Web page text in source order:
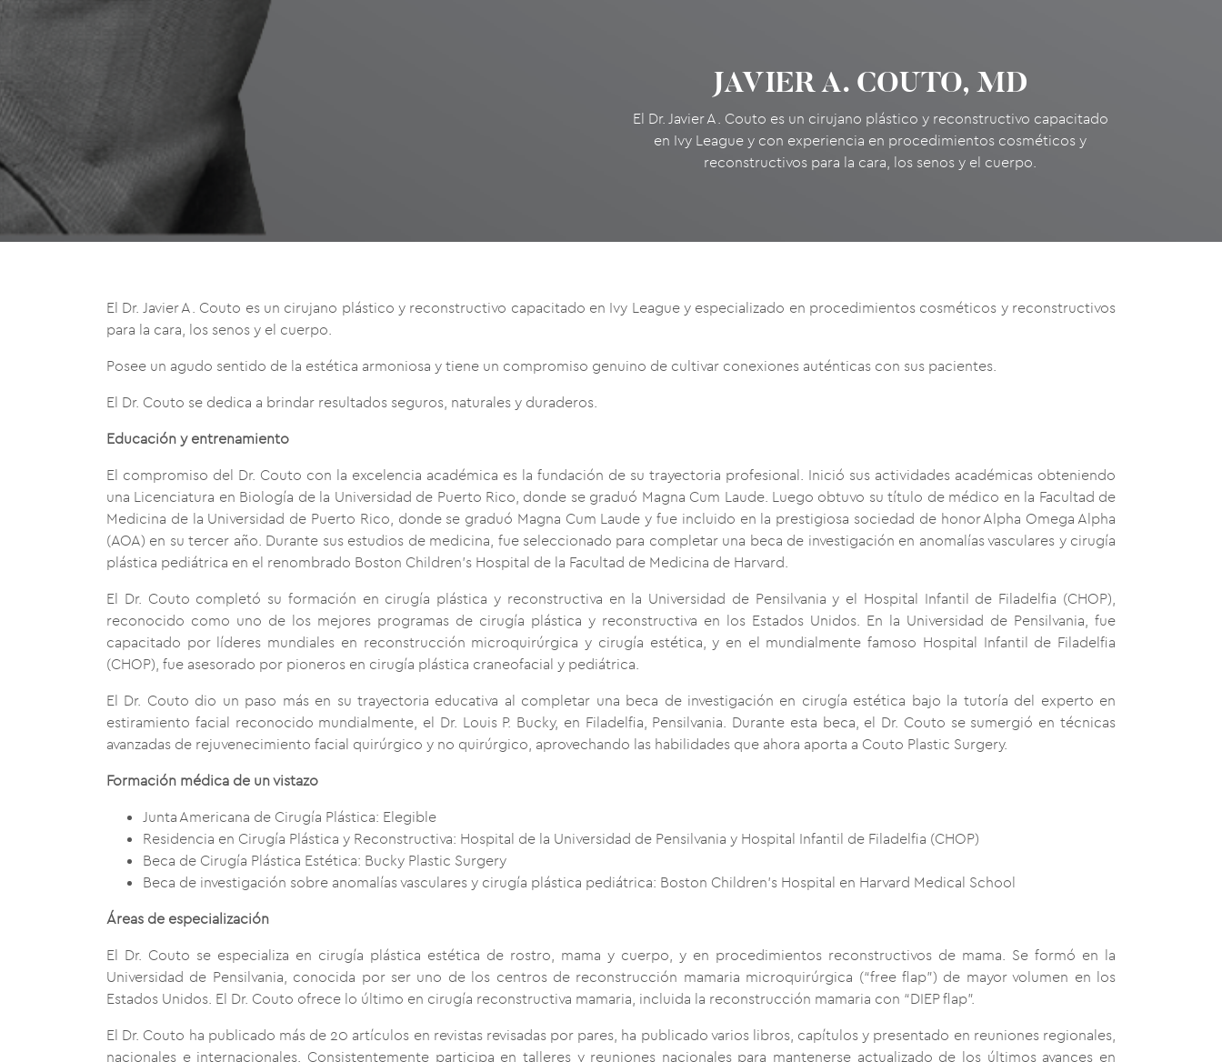
JAVIER A. COUTO, MD
El Dr. Javier A. Couto es un cirujano plástico y reconstructivo capacitado
en Ivy League y con experiencia en procedimientos cosméticos y
reconstructivos para la cara, los senos y el cuerpo.
El Dr. Javier A. Couto es un cirujano plástico y reconstructivo capacitado en Ivy League y especializado en procedimientos cosméticos y reconstructivos
para la cara, los senos y el cuerpo.
Posee un agudo sentido de la estética armoniosa y tiene un compromiso genuino de cultivar conexiones auténticas con sus pacientes.
El Dr. Couto se dedica a brindar resultados seguros, naturales y duraderos.
Educación y entrenamiento
El compromiso del Dr. Couto con la excelencia académica es la fundación de su trayectoria profesional. Inició sus actividades académicas obteniendo
una Licenciatura en Biología de la Universidad de Puerto Rico, donde se graduó Magna Cum Laude. Luego obtuvo su título de médico en la Facultad de
Medicina de la Universidad de Puerto Rico, donde se graduó Magna Cum Laude y fue incluido en la prestigiosa sociedad de honor Alpha Omega Alpha
(AOA) en su tercer año. Durante sus estudios de medicina, fue seleccionado para completar una beca de investigación en anomalías vasculares y cirugía
plástica pediátrica en el renombrado Boston Children’s Hospital de la Facultad de Medicina de Harvard.
El Dr. Couto completó su formación en cirugía plástica y reconstructiva en la Universidad de Pensilvania y el Hospital Infantil de Filadelfia (CHOP),
reconocido como uno de los mejores programas de cirugía plástica y reconstructiva en los Estados Unidos. En la Universidad de Pensilvania, fue
capacitado por líderes mundiales en reconstrucción microquirúrgica y cirugía estética, y en el mundialmente famoso Hospital Infantil de Filadelfia
(CHOP), fue asesorado por pioneros en cirugía plástica craneofacial y pediátrica.
El Dr. Couto dio un paso más en su trayectoria educativa al completar una beca de investigación en cirugía estética bajo la tutoría del experto en
estiramiento facial reconocido mundialmente, el Dr. Louis P. Bucky, en Filadelfia, Pensilvania. Durante esta beca, el Dr. Couto se sumergió en técnicas
avanzadas de rejuvenecimiento facial quirúrgico y no quirúrgico, aprovechando las habilidades que ahora aporta a Couto Plastic Surgery.
Formación médica de un vistazo
Junta Americana de Cirugía Plástica: Elegible
Residencia en Cirugía Plástica y Reconstructiva: Hospital de la Universidad de Pensilvania y Hospital Infantil de Filadelfia (CHOP)
Beca de Cirugía Plástica Estética: Bucky Plastic Surgery
Beca de investigación sobre anomalías vasculares y cirugía plástica pediátrica: Boston Children’s Hospital en Harvard Medical School
Áreas de especialización
El Dr. Couto se especializa en cirugía plástica estética de rostro, mama y cuerpo, y en procedimientos reconstructivos de mama. Se formó en la
Universidad de Pensilvania, conocida por ser uno de los centros de reconstrucción mamaria microquirúrgica (“free flap”) de mayor volumen en los
Estados Unidos. El Dr. Couto ofrece lo último en cirugía reconstructiva mamaria, incluida la reconstrucción mamaria con “DIEP flap”.
El Dr. Couto ha publicado más de 20 artículos en revistas revisadas por pares, ha publicado varios libros, capítulos y presentado en reuniones regionales,
nacionales e internacionales. Consistentemente participa en talleres y reuniones nacionales para mantenerse actualizado de los últimos avances en